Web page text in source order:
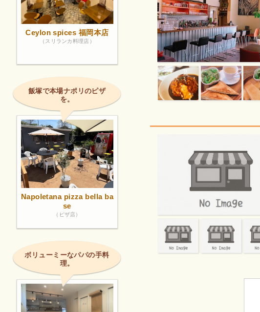
Ceylon spices 福岡本店
（スリランカ料理店）
飯塚で本場ナポリのピザ
を。
Napoletana pizza bella ba
se
（ピザ店）
ボリューミーなパパの手料
理。